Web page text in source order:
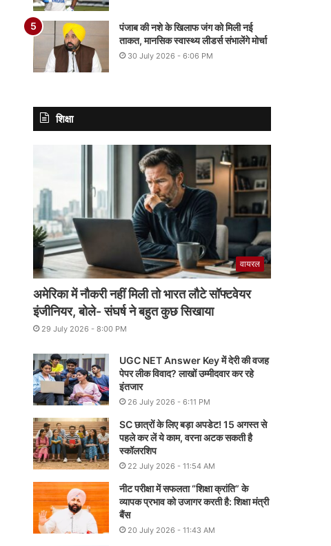
पंजाब की नशे के खिलाफ जंग को मिली नई
ताकत, मानसिक स्वास्थ्य लीडर्स संभालेंगे मोर्चा
30 July 2026 - 6:06 PM
शिक्षा
वायरल
अमेरिका में नौकरी नहीं मिली तो भारत लौटे सॉफ्टवेयर
इंजीनियर, बोले- संघर्ष ने बहुत कुछ सिखाया
29 July 2026 - 8:00 PM
UGC NET Answer Key में देरी की वजह
पेपर लीक विवाद? लाखों उम्मीदवार कर रहे
इंतजार
26 July 2026 - 6:11 PM
SC छात्रों के लिए बड़ा अपडेट! 15 अगस्त से
पहले कर लें ये काम, वरना अटक सकती है
स्कॉलरशिप
22 July 2026 - 11:54 AM
नीट परीक्षा में सफलता “शिक्षा क्रांति” के
व्यापक प्रभाव को उजागर करती है: शिक्षा मंत्री
बैंस
20 July 2026 - 11:43 AM